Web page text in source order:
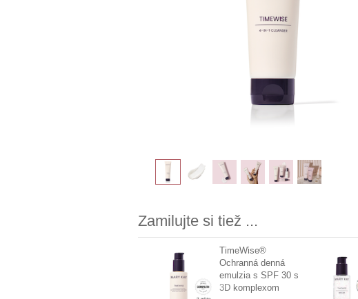
Zamilujte si tiež ...
TimeWise®
Ochranná denná
emulzia s SPF 30 s
3D komplexom